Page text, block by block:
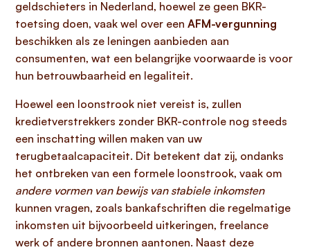
geldschieters in Nederland, hoewel ze geen BKR-
toetsing doen, vaak wel over een AFM-vergunning
beschikken als ze leningen aanbieden aan
consumenten, wat een belangrijke voorwaarde is voor
hun betrouwbaarheid en legaliteit.
Hoewel een loonstrook niet vereist is, zullen
kredietverstrekkers zonder BKR-controle nog steeds
een inschatting willen maken van uw
terugbetaalcapaciteit. Dit betekent dat zij, ondanks
het ontbreken van een formele loonstrook, vaak om
andere vormen van bewijs van stabiele inkomsten
kunnen vragen, zoals bankafschriften die regelmatige
inkomsten uit bijvoorbeeld uitkeringen, freelance
werk of andere bronnen aantonen. Naast deze